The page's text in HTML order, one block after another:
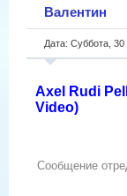
Валентин
Дата: Суббота,
Axel Rudi
Video)
Сообщение